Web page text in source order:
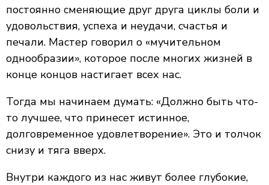
постоянно сменяющие друг друга циклы боли и
удовольствия, успеха и неудачи, счастья и
печали. Мастер говорил о «мучительном
однообразии», которое после многих жизней в
конце концов настигает всех нас.
Тогда мы начинаем думать: «Должно быть что-
то лучшее, что принесет истинное,
долговременное удовлетворение». Это и толчок
снизу и тяга вверх.
Внутри каждого из нас живут более глубокие,